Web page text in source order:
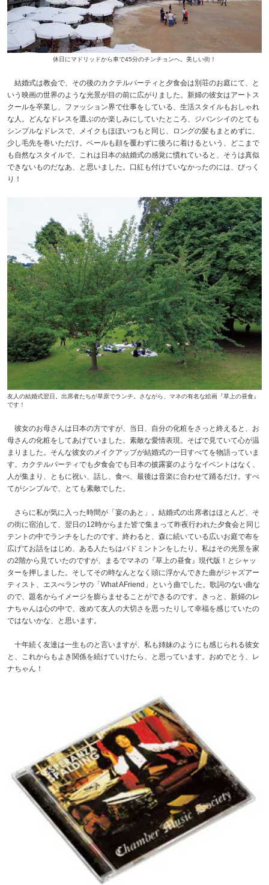
休日にマドリッドから車で45分のチンチョンへ。美しい街！
結婚式は教会で、その後のカクテルパーティと夕食会は別荘のお庭にて、と
いう映画の世界のような光景が目の前に広がりました。新婦の彼女はアートス
クールを卒業し、ファッション界で仕事をしている、生活スタイルもおしゃれ
な人。どんなドレスを選ぶのか楽しみにしていたところ、ジバンシイのとても
シンプルなドレスで、メイクもほぼいつもと同じ、ロングの髪もまとめずに、
少し毛先を巻いただけ。ベールも顔を覆わずに後ろに着けるという、どこまで
も自然なスタイルで、これは日本の結婚式の感覚に慣れていると、そうは真似
できないものだなあ、と思いました。口紅も付けていなかったのには、びっく
り！
友人の結婚式翌日。出席者たちが草原でランチ。さながら、マネの有名な絵画『草上の昼食』
です！
彼女のお母さんは日本の方ですが、当日、自分の化粧をさっと終えると、お
母さんの化粧をしてあげていました。素敵な愛情表現。そばで見ていて心が温
まりました。そんな彼女のメイクアップが結婚式の一日すべてを物語っていま
す。カクテルパーティでも夕食会でも日本の披露宴のようなイベントはなく、
人が集まり、ともに祝い、話し、食べ、最後は音楽に合わせて踊るだけ。すべ
てがシンプルで、とても素敵でした。
さらに私が気に入った時間が「宴のあと」。結婚式の出席者はほとんど、そ
の街に宿泊して、翌日の12時からまた皆で集まって昨夜行われた夕食会と同じ
テントの中でランチをしたのです。終わると、森に続いている広いお庭で布を
広げてお話をはじめ、ある人たちはバドミントンをしたり。私はその光景を家
の2階から見ていたのですが、まるでマネの『草上の昼食』現代版！とシャッ
ターを押しました。そしてその時なんとなく頭に浮かんできた曲がジャズアー
ティスト、エスぺランサの「What AFriend」という曲でした。歌詞のない曲な
ので、題名からイメージを膨らませることができるのです。きっと、新婦のレ
ナちゃんは心の中で、改めて友人の大切さを思ったりして幸福を感じていたの
ではないかな、と思います。
十年続く友達は一生ものと言いますが、私も姉妹のようにも感じられる彼女
と、これからもよき関係を続けていけたら、と思っています。おめでとう、レ
ナちゃん！